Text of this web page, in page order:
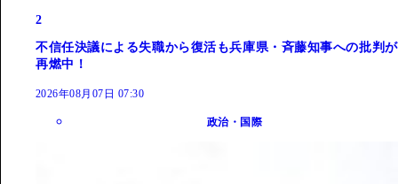
2
不信任決議による失職から復活も兵庫県・斉藤知事への批判が
再燃中！
2026年08月07日 07:30
政治・国際